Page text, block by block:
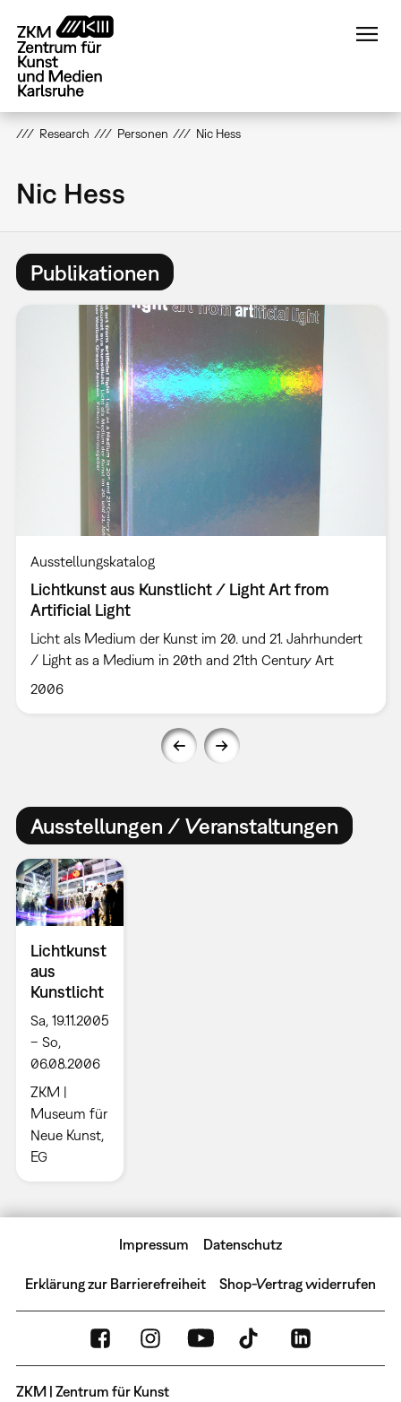
zum
Inhalt
Research Personen Nic Hess
Nic Hess
Publikationen
Ausstellungskatalog
Lichtkunst aus Kunstlicht / Light Art from
Artificial Light
Licht als Medium der Kunst im 20. und 21. Jahrhundert
/ Light as a Medium in 20th and 21th Century Art
2006
Ausstellungen / Veranstaltungen
Lichtkunst
aus
Kunstlicht
Sa, 19.11.2005
– So,
06.08.2006
ZKM |
Museum für
Neue Kunst,
EG
Impressum Datenschutz
Erklärung zur Barrierefreiheit Shop-Vertrag widerrufen
ZKM | Zentrum für Kunst